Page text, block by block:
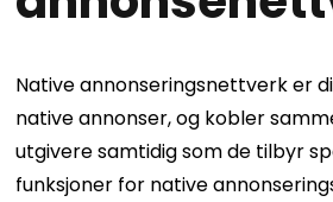
Native annonseringsnettverk er
native annonser, og kobler
utgivere samtidig som de tilbyr
funksjoner for native